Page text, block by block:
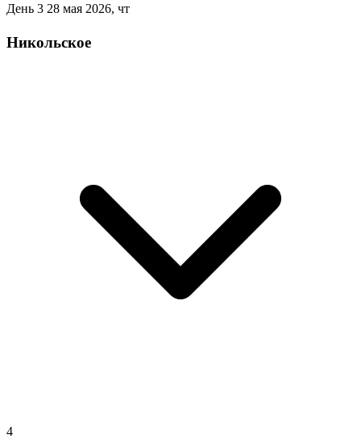
День 3 28 мая 2026, чт
Никольское
4